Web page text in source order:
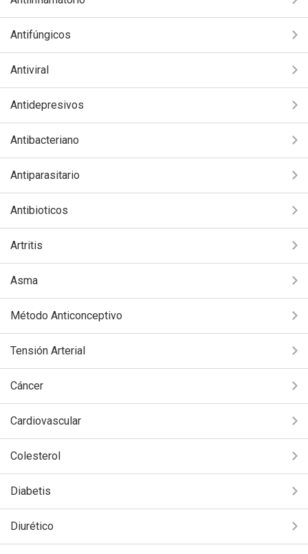
Antifúngicos
Antiviral
Antidepresivos
Antibacteriano
Antiparasitario
Antibioticos
Artritis
Asma
Método Anticonceptivo
Tensión Arterial
Cáncer
Cardiovascular
Colesterol
Diabetis
Diurético